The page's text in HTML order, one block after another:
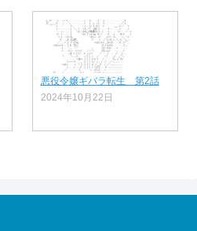
悪役令嬢ギバラ転生 第2話
2024年10月22日